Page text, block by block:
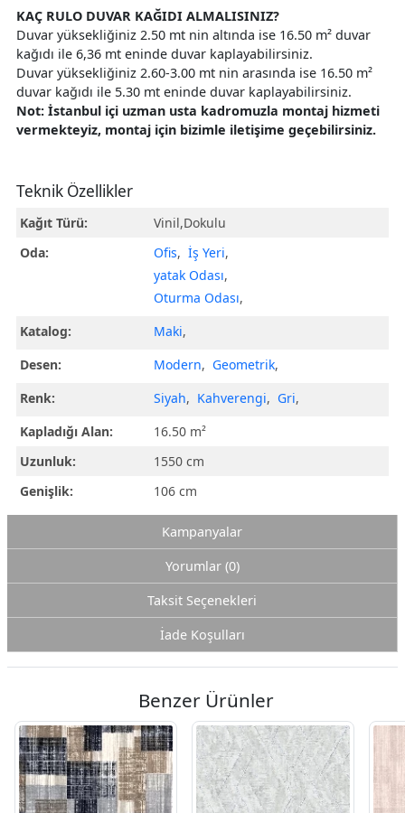
KAÇ RULO DUVAR KAĞIDI ALMALISINIZ?
Duvar yüksekliğiniz 2.50 mt nin altında ise 16.50 m² duvar
kağıdı ile 6,36 mt eninde duvar kaplayabilirsiniz.
Duvar yüksekliğiniz 2.60-3.00 mt nin arasında ise 16.50 m²
duvar kağıdı ile 5.30 mt eninde duvar kaplayabilirsiniz.
Not: İstanbul içi uzman usta kadromuzla montaj hizmeti
vermekteyiz, montaj için bizimle iletişime geçebilirsiniz.
Teknik Özellikler
Kağıt Türü:
Vinil,Dokulu
Oda:
Ofis, İş Yeri,
yatak Odası,
Oturma Odası,
Katalog:
Maki,
Desen:
Modern, Geometrik,
Renk:
Siyah, Kahverengi, Gri,
Kapladığı Alan:
16.50 m²
Uzunluk:
1550 cm
Genişlik:
106 cm
Kampanyalar
Yorumlar (0)
Taksit Seçenekleri
İade Koşulları
Benzer Ürünler